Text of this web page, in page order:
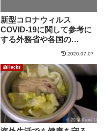
新型コロナウィルス
COVID-19に関して参考に
する外務省や各国の
2020.07.07
旅Hacks